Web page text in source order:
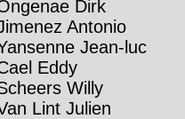
Dirk
Antonio
Jean-luc
Eddy
Willy
Lint Julien